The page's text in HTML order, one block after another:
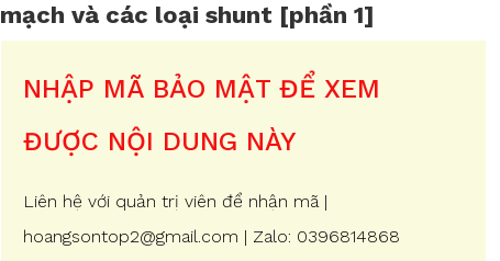
mạch và các loại shunt [phần 1]
NHẬP MÃ BẢO MẬT ĐỂ XEM
ĐƯỢC NỘI DUNG NÀY
Liên hệ với quản trị viên để nhận mã |
hoangsontop2@gmail.com | Zalo: 0396814868